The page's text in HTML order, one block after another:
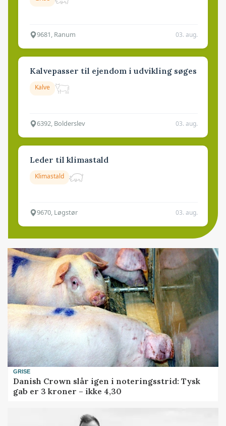
9681, Ranum 03. aug.
Kalvepasser til ejendom i udvikling søges
Kalve
6392, Bolderslev 03. aug.
Leder til klimastald
Klimastald
9670, Løgstør 03. aug.
GRISE
Danish Crown slår igen i noteringsstrid: Tysk
gab er 3 kroner – ikke 4,30